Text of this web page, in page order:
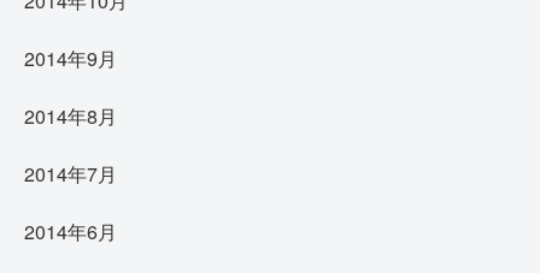
2014年9月
2014年8月
2014年7月
2014年6月